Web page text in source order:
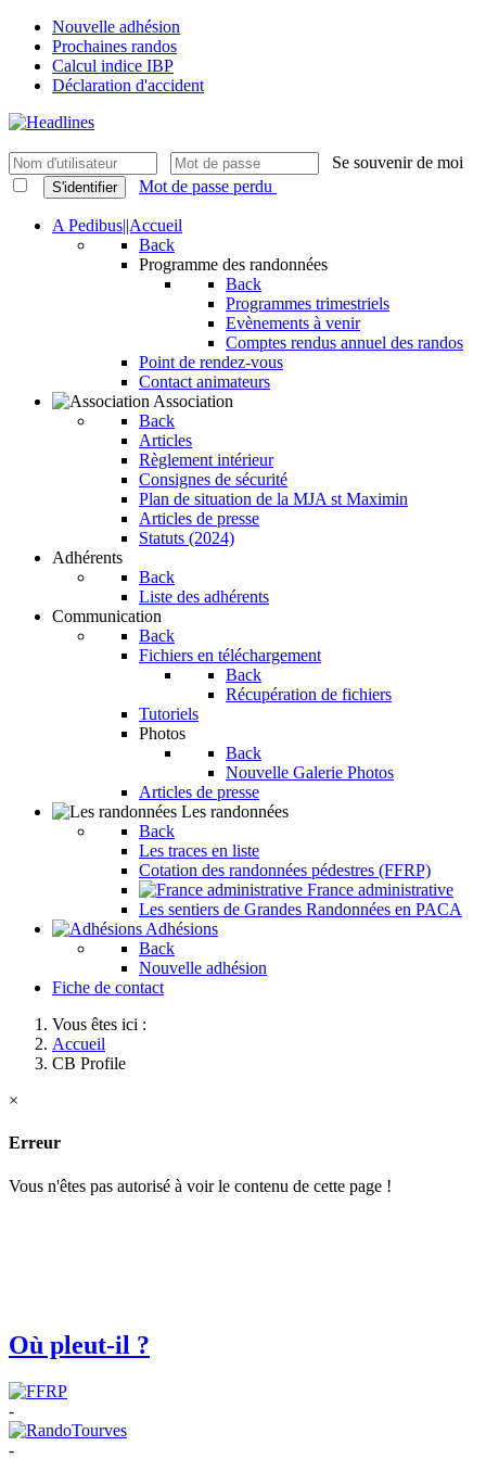
Nouvelle adhésion
Prochaines randos
Calcul indice IBP
Déclaration d'accident
Se souvenir de moi
S'identifier Mot de passe perdu
A Pedibus||Accueil
Back
Programme des randonnées
Back
Programmes trimestriels
Evènements à venir
Comptes rendus annuel des randos
Point de rendez-vous
Contact animateurs
Association
Back
Articles
Règlement intérieur
Consignes de sécurité
Plan de situation de la MJA st Maximin
Articles de presse
Statuts (2024)
Adhérents
Back
Liste des adhérents
Communication
Back
Fichiers en téléchargement
Back
Récupération de fichiers
Tutoriels
Photos
Back
Nouvelle Galerie Photos
Articles de presse
Les randonnées
Back
Les traces en liste
Cotation des randonnées pédestres (FFRP)
France administrative
Les sentiers de Grandes Randonnées en PACA
Adhésions
Back
Nouvelle adhésion
Fiche de contact
Vous êtes ici :
Accueil
CB Profile
×
Erreur
Vous n'êtes pas autorisé à voir le contenu de cette page !
Où pleut-il ?
-
-